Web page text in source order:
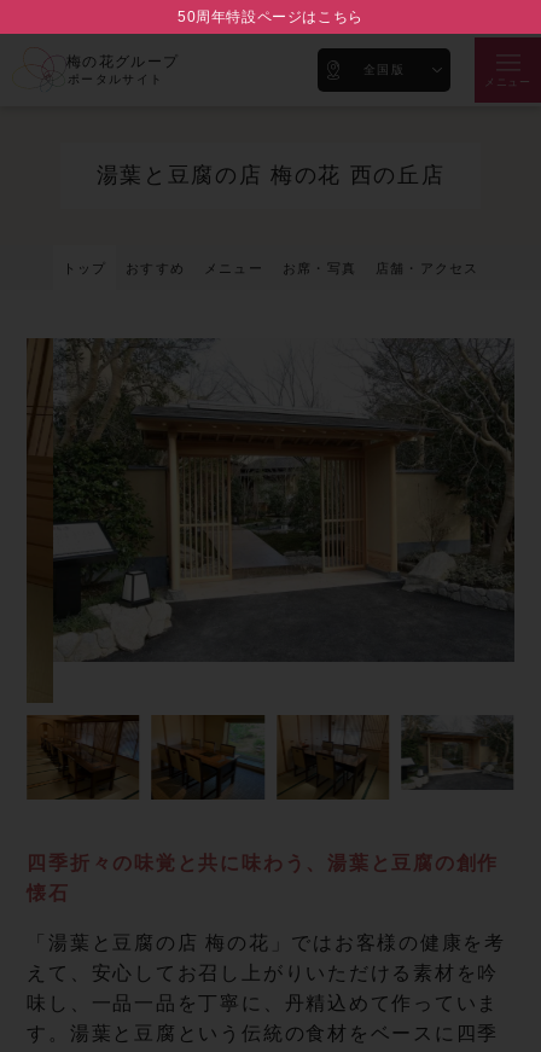
50周年特設ページはこちら
梅の花グループ
ポータルサイト
全国版
メニュー
湯葉と豆腐の店 梅の花 西の丘店
トップ おすすめ メニュー お席・写真 店舗・アクセス
四季折々の味覚と共に味わう、湯葉と豆腐の創作
懐石
「湯葉と豆腐の店 梅の花」ではお客様の健康を考
えて、安心してお召し上がりいただける素材を吟
味し、一品一品を丁寧に、丹精込めて作っていま
す。湯葉と豆腐という伝統の食材をベースに四季